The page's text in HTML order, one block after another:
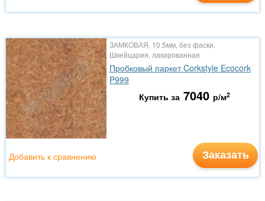
ЗАМКОВАЯ, 10.5мм, без фаски,
Швейцария, лакированная
Пробковый паркет Corkstyle Ecocork
P999
Купить за 7040 р/м2
Заказать
Добавить к сравнению